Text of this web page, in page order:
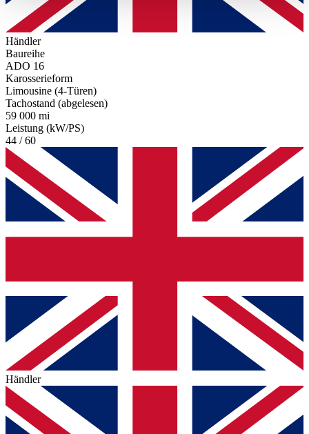
haben oder die sie im Rahmen Ihrer Nutzung der Dienste
gesammelt haben.
Händler
Baureihe
ADO 16
Karosserieform
Limousine (4-Türen)
Tachostand (abgelesen)
59 000 mi
Leistung (kW/PS)
44 / 60
Händler